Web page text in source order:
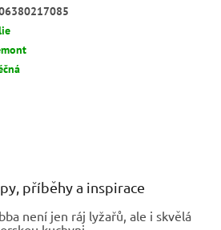
příběhy a inspirace
není jen ráj lyžařů, ale i skvělá